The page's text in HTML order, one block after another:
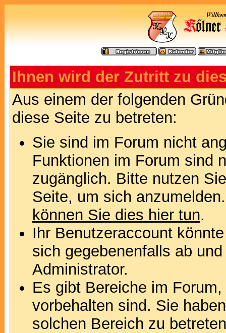
Ihnen wird der Zutritt zu
Aus einem der folgenden
diese Seite zu betreten:
Sie sind im Forum nicht
Funktionen im Forum sind
zugänglich. Bitte nutzen
Seite, um sich
können Sie dies hier tun.
Ihr Benutzeraccount
sich gegebenenfalls ab
Administrator.
Es gibt Bereiche im
vorbehalten sind. Sie
solchen Bereich zu